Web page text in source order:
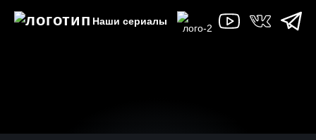
Наши сериалы